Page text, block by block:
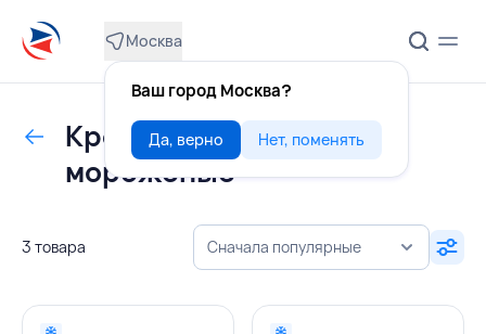
Москва
Ваш город Москва?
Да, верно Нет, поменять
Креветки варено-
мороженые
3 товара Сначала популярные